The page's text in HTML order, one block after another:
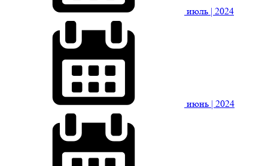
июль | 2024
июнь | 2024